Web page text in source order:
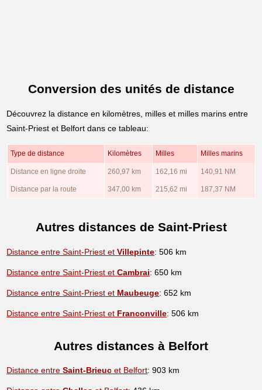
Conversion des unités de distance
Découvrez la distance en kilomètres, milles et milles marins entre
Saint-Priest et Belfort dans ce tableau:
Type de distance Kilomètres Milles Milles marins
Distance en ligne droite 260,97 km 162,16 mi 140,91 NM
Distance par la route 347,00 km 215,62 mi 187,37 NM
Autres distances de Saint-Priest
Distance entre Saint-Priest etVillepinte: 506 km
Distance entre Saint-Priest etCambrai: 650 km
Distance entre Saint-Priest et Maubeuge: 652 km
Distance entre Saint-Priest et Franconville: 506 km
Autres distances à Belfort
Distance entreSaint-Brieuc et Belfort: 903 km